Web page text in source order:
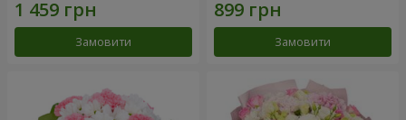
Замовити Замовити